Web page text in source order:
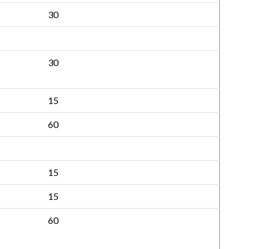
30
30
15
60
15
15
60